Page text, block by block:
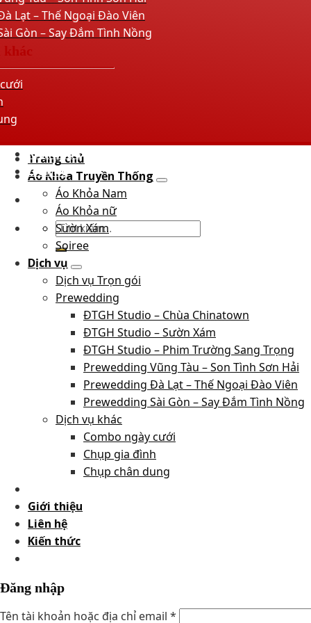
Lạt – Thế Ngoại Đào Viên
Gòn – Say Đắm Tình Nồng
khác
Kiến thức
Liên hệ
Tìm
kiếm:
Trang chủ
Áo Khỏa Truyền Thống
Áo Khỏa Nam
Áo Khỏa nữ
Sườn Xám
Soiree
Dịch vụ
Dịch vụ Trọn gói
Prewedding
ĐTGH Studio – Chùa Chinatown
ĐTGH Studio – Sườn Xám
ĐTGH Studio – Phim Trường Sang Trọng
Prewedding Vũng Tàu – Son Tình Sơn Hải
Prewedding Đà Lạt – Thế Ngoại Đào Viên
Prewedding Sài Gòn – Say Đắm Tình Nồng
Dịch vụ khác
Combo ngày cưới
Chụp gia đình
Chụp chân dung
Giới thiệu
Liên hệ
Kiến thức
Đăng nhập
Tên tài khoản hoặc địa chỉ email *